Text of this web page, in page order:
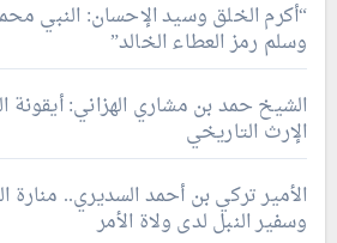
“أكرم الخلق وسيد الإحسان: النبي
وسلم رمز العطاء الخالد”
الشيخ حمد بن مشاري الهزاني:
الإرث التاريخي
الأمير تركي بن أحمد السديري.. منارة
وسفير النبل لدى ولاة الأمر